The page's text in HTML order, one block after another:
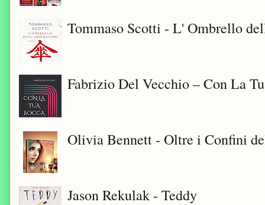
Tommaso Scotti - L' Ombrello
Fabrizio Del Vecchio – Con La
Olivia Bennett - Oltre i Confini
Jason Rekulak - Teddy